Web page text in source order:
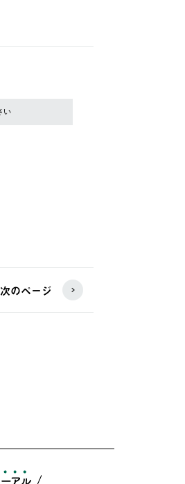
次のページ